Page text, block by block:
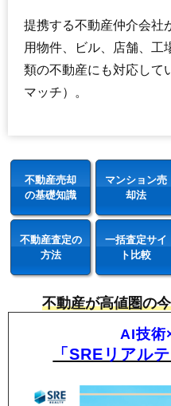
提携する不動産仲介会社
用物件、ビル、店舗、工
類の不動産にも対応して
マッチ）。
不動産売却
の基礎知識
マンション売
却法
不動産査定の
方法
一括査定サイ
ト比較
不動産が高値圏の
AI技術
「SREリアル